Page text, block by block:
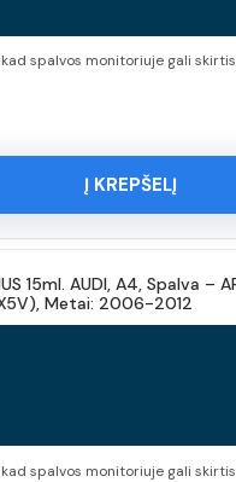
spalvos monitoriuje gali
Į KREPŠELĮ
15ml. AUDI, A4, Spalva –
Metai: 2006-2012
spalvos monitoriuje gali